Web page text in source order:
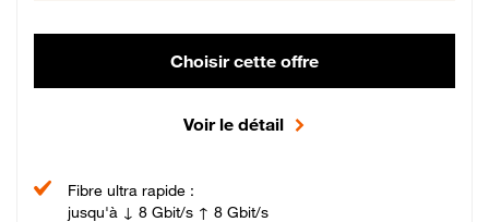
Choisir cette offre
Voir le détail
Fibre ultra rapide :
jusqu'à ↓ 8 Gbit/s ↑ 8 Gbit/s